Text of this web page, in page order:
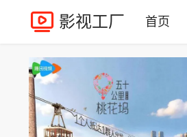
影视工厂 首页